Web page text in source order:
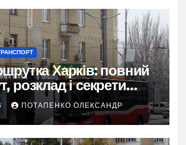
Харків: повний
розклад і секрети
ПОТАПЕНКО ОЛЕКСАНДР